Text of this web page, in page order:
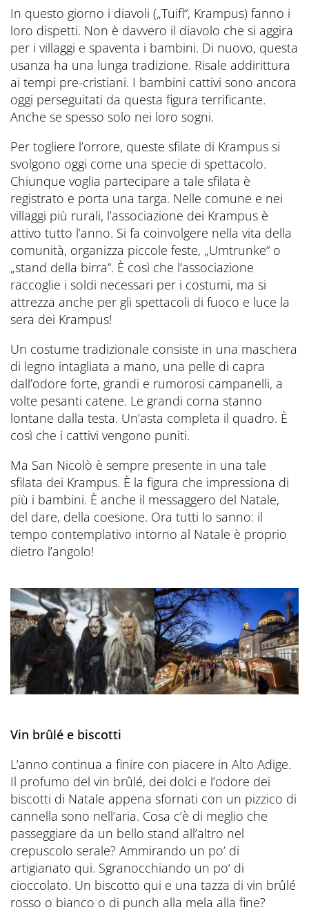
In questo giorno i diavoli („Tuifl“, Krampus) fanno i
loro dispetti. Non è davvero il diavolo che si aggira
per i villaggi e spaventa i bambini. Di nuovo, questa
usanza ha una lunga tradizione. Risale addirittura
ai tempi pre-cristiani. I bambini cattivi sono ancora
oggi perseguitati da questa figura terrificante.
Anche se spesso solo nei loro sogni.
Per togliere l’orrore, queste sfilate di Krampus si
svolgono oggi come una specie di spettacolo.
Chiunque voglia partecipare a tale sfilata è
registrato e porta una targa. Nelle comune e nei
villaggi più rurali, l’associazione dei Krampus è
attivo tutto l’anno. Si fa coinvolgere nella vita della
comunità, organizza piccole feste, „Umtrunke“ o
„stand della birra“. È così che l’associazione
raccoglie i soldi necessari per i costumi, ma si
attrezza anche per gli spettacoli di fuoco e luce la
sera dei Krampus!
Un costume tradizionale consiste in una maschera
di legno intagliata a mano, una pelle di capra
dall’odore forte, grandi e rumorosi campanelli, a
volte pesanti catene. Le grandi corna stanno
lontane dalla testa. Un’asta completa il quadro. È
così che i cattivi vengono puniti.
Ma San Nicolò è sempre presente in una tale
sfilata dei Krampus. È la figura che impressiona di
più i bambini. È anche il messaggero del Natale,
del dare, della coesione. Ora tutti lo sanno: il
tempo contemplativo intorno al Natale è proprio
dietro l’angolo!
Vin brûlé e biscotti
L’anno continua a finire con piacere in Alto Adige.
Il profumo del vin brûlé, dei dolci e l’odore dei
biscotti di Natale appena sfornati con un pizzico di
cannella sono nell’aria. Cosa c’è di meglio che
passeggiare da un bello stand all’altro nel
crepuscolo serale? Ammirando un po‘ di
artigianato qui. Sgranocchiando un po‘ di
cioccolato. Un biscotto qui e una tazza di vin brûlé
rosso o bianco o di punch alla mela alla fine?